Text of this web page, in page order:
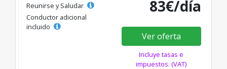
Reunirse y Saludar
Conductor adicional
incluido
83€/día
Ver oferta
Incluye tasas e
impuestos. (VAT)